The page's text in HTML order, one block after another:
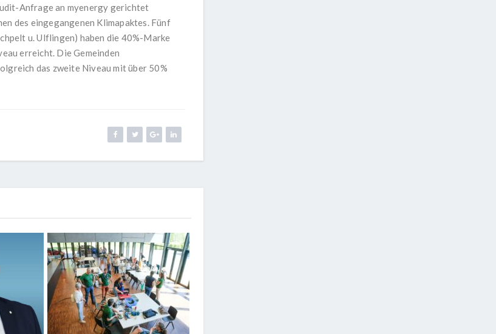
Anfrage an myenergy gerichtet
des eingegangenen Klimapaktes. Fünf
u. Ulflingen) haben die 40%-Marke
erreicht. Die Gemeinden
das zweite Niveau mit über 50%